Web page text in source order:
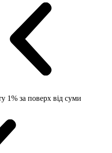
1% за поверх від суми